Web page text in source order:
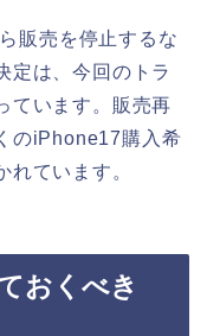
販売を停止するな
定は、今回のトラ
ています。販売再
のiPhone17購入希
ています。
おくべき